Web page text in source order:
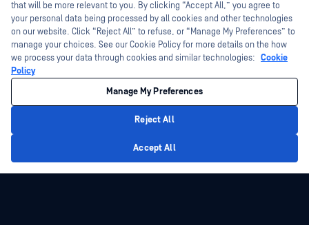
Technologie-Partner
Partner Programm
©2026 OPSWAT . Alle Rechte vorbehalten. OPSWAT, MetaDefender, Metascan,
MetaAccess, das OPSWAT , Trust no File. Trust No Device., OPSWAT , Protecting the
World's Critical Infrastructure, Deep CDR™ Technology, InQuest, das InQuest-Logo,
DFI, RetroHunt, Deep File Inspection und Join the Hunt sind Marken von OPSWAT .
Marken von Drittanbietern sind Eigentum ihrer jeweiligen Inhaber.
Cookie-Präferenzen verwalten
Entscheidungen zum Datenschutz in Kalifornien
that will be more relevant to you. By clicking “Accept All,” you agree to
your personal data being processed by all cookies and other technologies
on our website. Click “Reject All” to refuse, or “Manage My Preferences” to
manage your choices. See our Cookie Policy for more details on the how
we process your data through cookies and similar technologies: Cookie
Policy
Manage My Preferences
Reject All
Accept All